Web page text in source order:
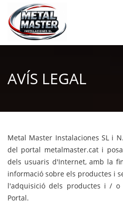
AVÍS LEGAL
Metal Master Instalaciones SL i
del portal metalmaster.cat i
dels usuaris d'Internet, amb la
informació sobre els productes i
l'adquisició dels productes i / o
Portal.